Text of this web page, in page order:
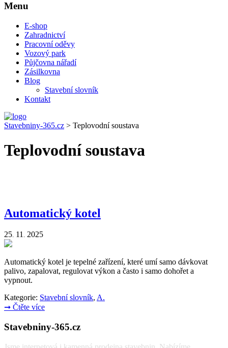
Menu
E-shop
Zahradnictví
Pracovní oděvy
Vozový park
Půjčovna nářadí
Zásilkovna
Blog
Stavební slovník
Kontakt
Stavebniny-365.cz > Teplovodní soustava
Teplovodní soustava
Automatický kotel
25. 11. 2025
Automatický kotel je tepelné zařízení, které umí samo dávkovat
palivo, zapalovat, regulovat výkon a často i samo dohořet a
vypnout.
Kategorie: Stavební slovník, A.
➞ Čtěte více
Stavebniny-365.cz